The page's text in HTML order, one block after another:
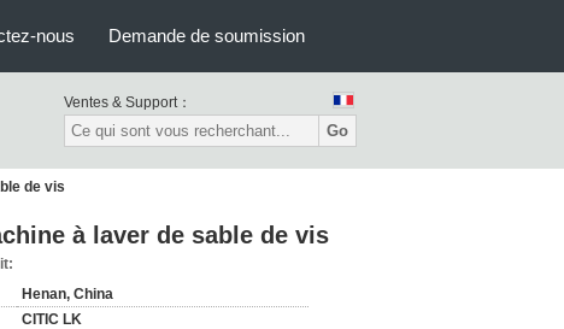
nous Demande de soumission
Ventes & Support：
Go
de vis
à laver de sable de vis
Henan, China
CITIC LK